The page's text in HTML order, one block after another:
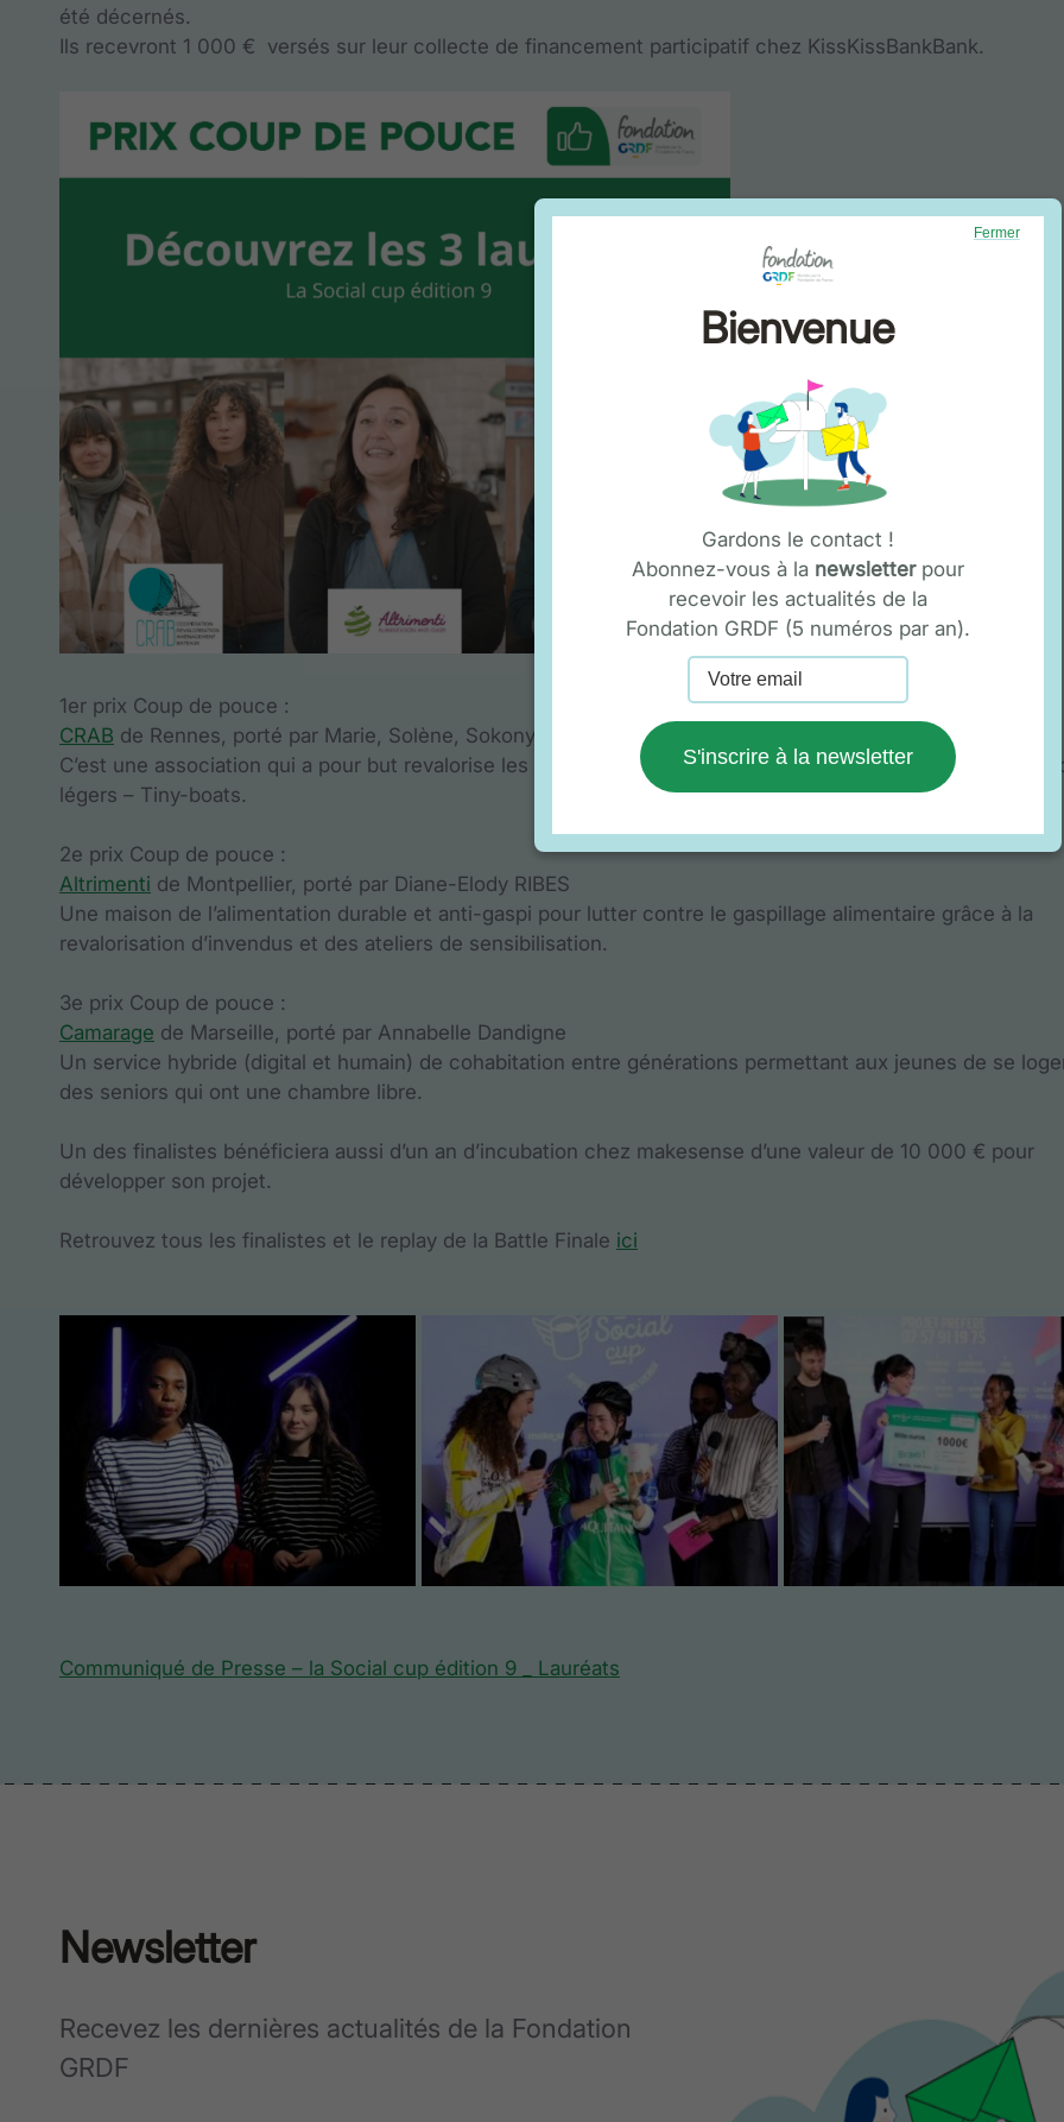
été décernés.
Ils recevront 1 000 € versés sur leur collecte de financement participatif chez KissKissBankBank.
1er prix Coup de pouce :
CRAB de Rennes, porté par Marie, Solène, Sokony, Christie et Mérédith.
C’est une association qui a pour but revalorise les coques de bateaux à l’abandon en les réhabilitant en
légers – Tiny-boats.
2e prix Coup de pouce :
Altrimenti de Montpellier, porté par Diane-Elody RIBES
Une maison de l’alimentation durable et anti-gaspi pour lutter contre le gaspillage alimentaire grâce à la
revalorisation d’invendus et des ateliers de sensibilisation.
3e prix Coup de pouce :
Camarage de Marseille, porté par Annabelle Dandigne
Un service hybride (digital et humain) de cohabitation entre générations permettant aux jeunes de se
des seniors qui ont une chambre libre.
Un des finalistes bénéficiera aussi d’un an d’incubation chez makesense d’une valeur de 10 000 € pour
développer son projet.
Retrouvez tous les finalistes et le replay de la Battle Finale ici
Communiqué de Presse – la Social cup édition 9 _ Lauréats
Newsletter
Recevez les dernières actualités de la Fondation
GRDF
Fermer
Bienvenue
Gardons le contact !
Abonnez-vous à la newsletterpour
recevoir les actualités de la
Fondation GRDF (5 numéros par an).
S'inscrire à la newsletter